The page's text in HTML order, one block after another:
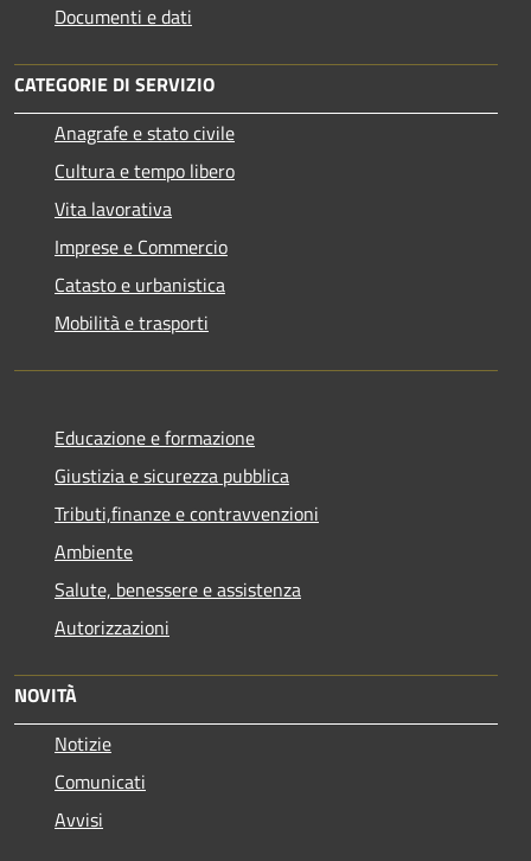
Documenti e dati
CATEGORIE DI SERVIZIO
Anagrafe e stato civile
Cultura e tempo libero
Vita lavorativa
Imprese e Commercio
Catasto e urbanistica
Mobilità e trasporti
Educazione e formazione
Giustizia e sicurezza pubblica
Tributi,finanze e contravvenzioni
Ambiente
Salute, benessere e assistenza
Autorizzazioni
NOVITÀ
Notizie
Comunicati
Avvisi